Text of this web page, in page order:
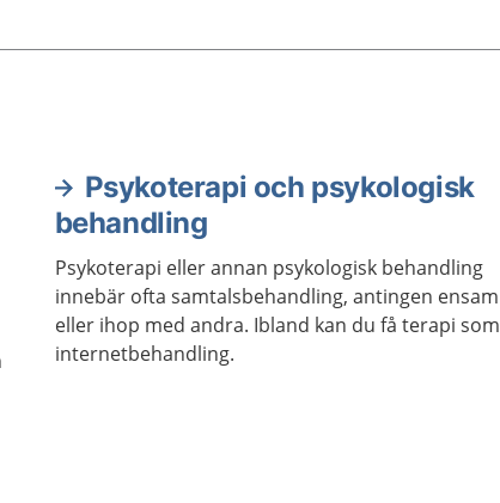
Psykoterapi och psykologisk
behandling
Psykoterapi eller annan psykologisk behandling
innebär ofta samtalsbehandling, antingen ensam
eller ihop med andra. Ibland kan du få terapi som
internetbehandling.